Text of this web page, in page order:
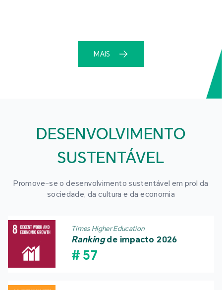
MAIS
DESENVOLVIMENTO
SUSTENTÁVEL
Promove-se o desenvolvimento sustentável em prol da
sociedade, da cultura e da economia
Times Higher Education
Rankingde impacto 2026
# 57